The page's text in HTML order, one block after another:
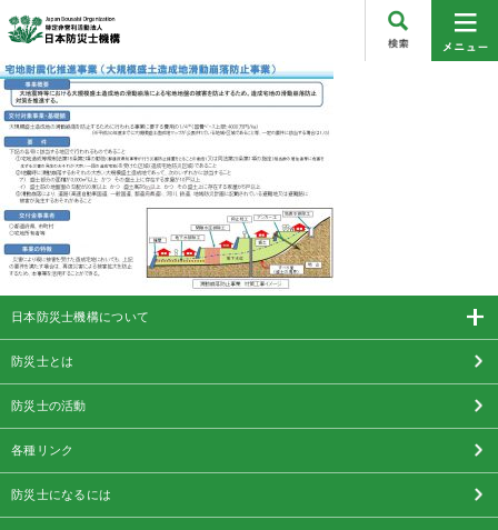
日本防災士機構について
防災士とは
防災士の活動
各種リンク
防災士になるには